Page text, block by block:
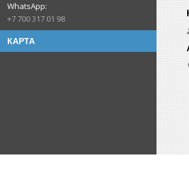
+7 700 317 01 98
КАРТА